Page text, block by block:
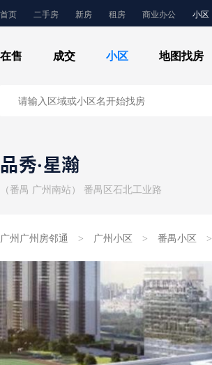
首页 二手房 新房 租房 商业办公 小区
在售 成交 小区 地图找房
品秀·星瀚
（番禺 广州南站） 番禺区石北工业路
广州广州房邻通 > 广州小区 > 番禺小区 >